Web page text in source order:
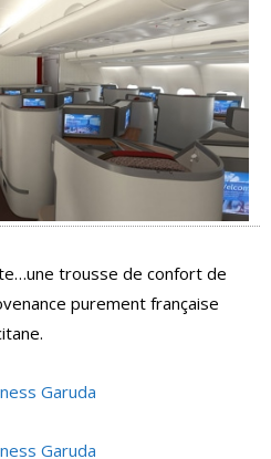
trousse de confort de
purement française